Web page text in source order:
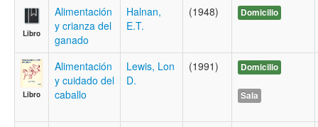
Libro
Alimentación
y crianza del
ganado
Halnan,
E.T.
(1948) Domicilio
Libro
Alimentación
y cuidado del
caballo
Lewis, Lon
D.
(1991) Domicilio
Sala